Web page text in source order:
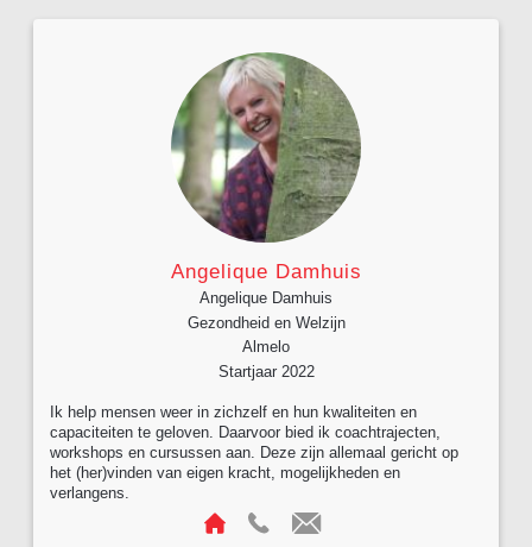
Angelique Damhuis
Angelique Damhuis
Gezondheid en Welzijn
Almelo
Startjaar 2022
Ik help mensen weer in zichzelf en hun kwaliteiten en
capaciteiten te geloven. Daarvoor bied ik coachtrajecten,
workshops en cursussen aan. Deze zijn allemaal gericht op
het (her)vinden van eigen kracht, mogelijkheden en
verlangens.